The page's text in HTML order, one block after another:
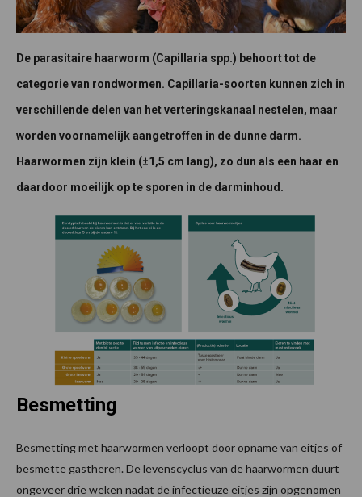
De parasitaire haarworm (Capillaria spp.) behoort tot de
categorie van rondwormen. Capillaria-soorten kunnen zich in
verschillende delen van het verteringskanaal nestelen, maar
worden voornamelijk aangetroffen in de dunne darm.
Haarwormen zijn klein (±1,5 cm lang), zo dun als een haar en
daardoor moeilijk op te sporen in de darminhoud.
Besmetting
Besmetting met haarwormen verloopt door opname van eitjes of
besmette gastheren. De levenscyclus van de haarwormen duurt
ongeveer drie weken nadat de infectieuze eitjes zijn opgenomen